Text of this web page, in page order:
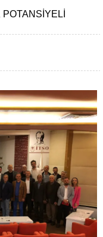
POTANSIYELI